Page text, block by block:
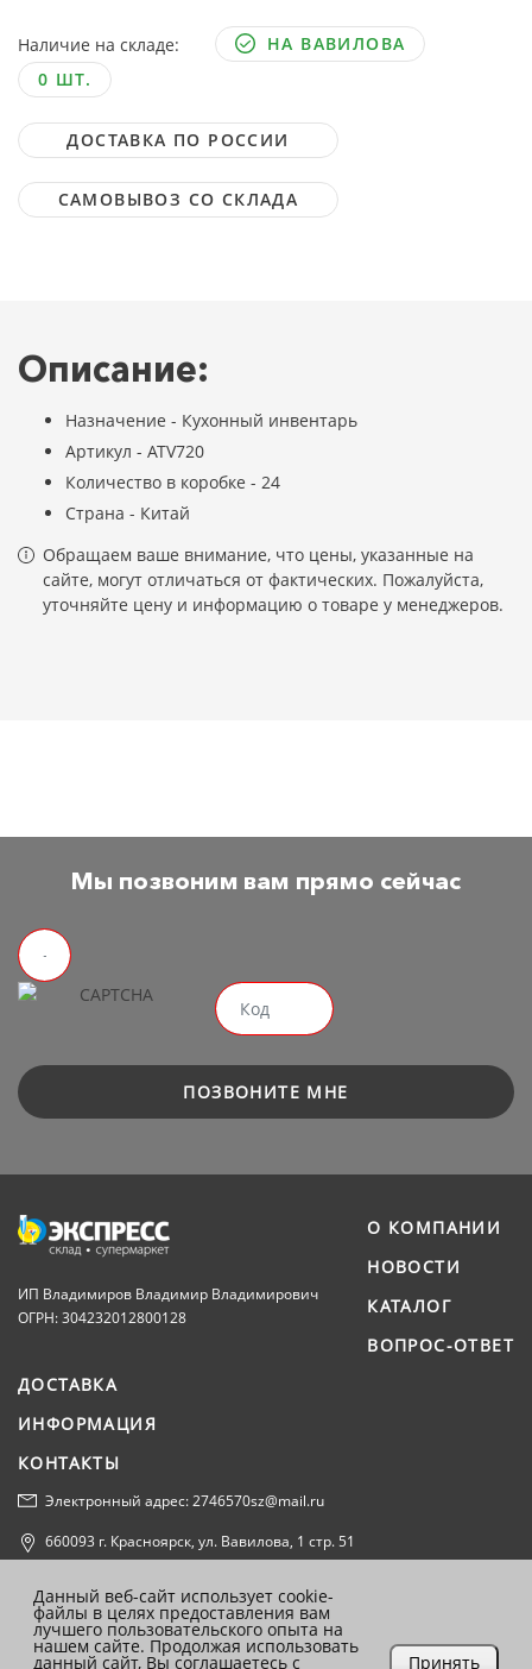
Наличие на складе:
НА ВАВИЛОВА
0 ШТ.
ДОСТАВКА ПО РОССИИ
САМОВЫВОЗ СО СКЛАДА
Описание:
Назначение - Кухонный инвентарь
Артикул - ATV720
Количество в коробке - 24
Страна - Китай
Обращаем ваше внимание, что цены, указанные на
сайте, могут отличаться от фактических. Пожалуйста,
уточняйте цену и информацию о товаре у менеджеров.
Мы позвоним вам прямо сейчас
ПОЗВОНИТЕ МНЕ
ИП Владимиров Владимир Владимирович
ОГРН: 304232012800128
О КОМПАНИИ
НОВОСТИ
КАТАЛОГ
ВОПРОС-ОТВЕТ
ДОСТАВКА
ИНФОРМАЦИЯ
КОНТАКТЫ
Электронный адрес: 2746570sz@mail.ru
660093 г. Красноярск, ул. Вавилова, 1 стр. 51
Согласие на обработку персональных данных
Данный веб-сайт использует cookie-
файлы в целях предоставления вам
лучшего пользовательского опыта на
нашем сайте. Продолжая использовать
данный сайт, Вы соглашаетесь с Принять